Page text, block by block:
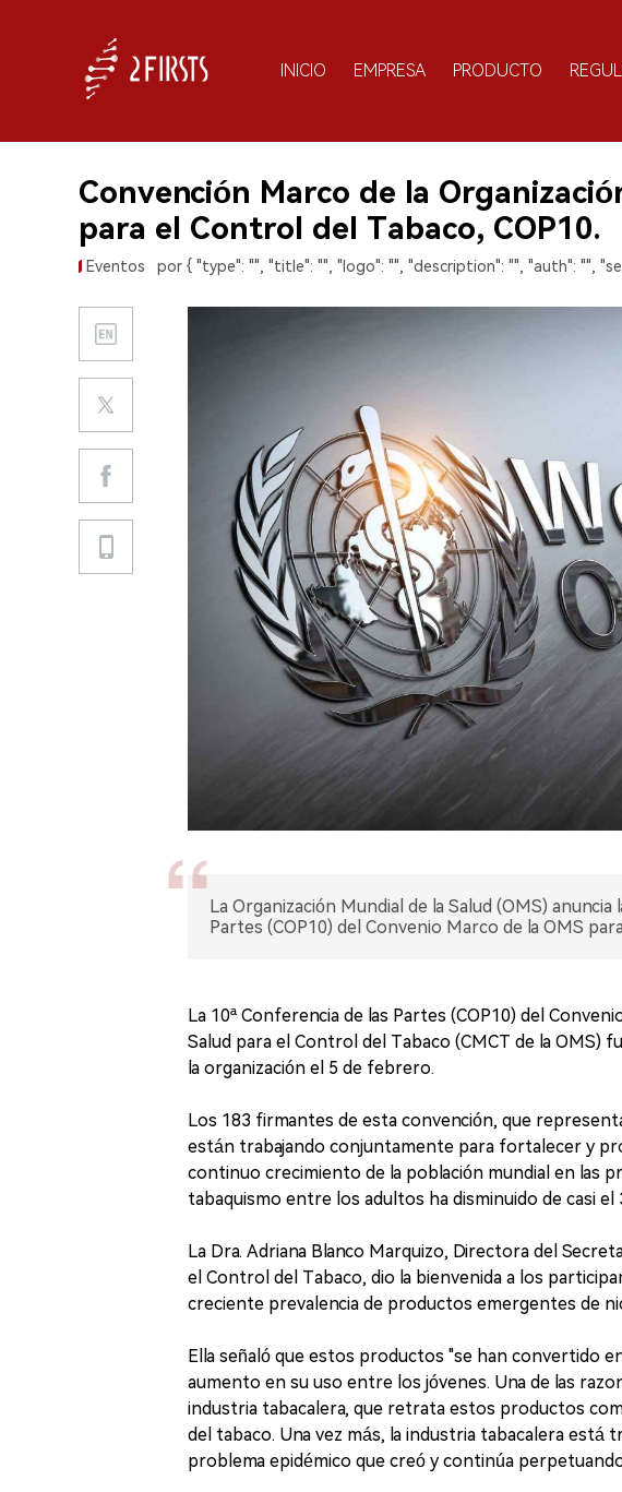
INICIO EMPRESA PRODUCTO
Convención Marco de la
para el Control del Tabaco, COP10.
Eventos por { "type": "", "title": "", "logo": "", "description": "", "auth": "",
La Organización Mundial de la Salud (OMS)
Partes (COP10) del Convenio Marco de la OMS
La 10ª Conferencia de las Partes (COP10) del
Salud para el Control del Tabaco (CMCT de la OMS)
la organización el 5 de febrero.
Los 183 firmantes de esta convención, que
están trabajando conjuntamente para fortalecer y
continuo crecimiento de la población mundial en las
tabaquismo entre los adultos ha disminuido de casi el
La Dra. Adriana Blanco Marquizo, Directora del
el Control del Tabaco, dio la bienvenida a los
creciente prevalencia de productos emergentes de
Ella señaló que estos productos "se han convertido
aumento en su uso entre los jóvenes. Una de las
industria tabacalera, que retrata estos productos
del tabaco. Una vez más, la industria tabacalera está
problema epidémico que creó y continúa